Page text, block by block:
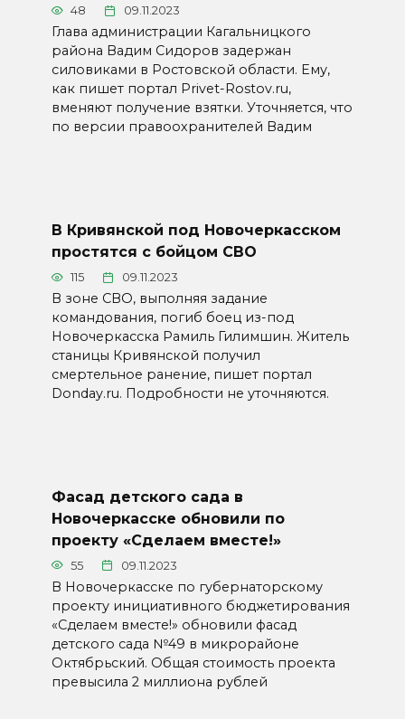
48 09.11.2023
Глава администрации Кагальницкого
района Вадим Сидоров задержан
силовиками в Ростовской области. Ему,
как пишет портал Privet-Rostov.ru,
вменяют получение взятки. Уточняется, что
по версии правоохранителей Вадим
В Кривянской под Новочеркасском
простятся с бойцом СВО
115 09.11.2023
В зоне СВО, выполняя задание
командования, погиб боец из-под
Новочеркасска Рамиль Гилимшин. Житель
станицы Кривянской получил
смертельное ранение, пишет портал
Donday.ru. Подробности не уточняются.
Фасад детского сада в
Новочеркасске обновили по
проекту «Сделаем вместе!»
55 09.11.2023
В Новочеркасске по губернаторскому
проекту инициативного бюджетирования
«Сделаем вместе!» обновили фасад
детского сада №49 в микрорайоне
Октябрьский. Общая стоимость проекта
превысила 2 миллиона рублей